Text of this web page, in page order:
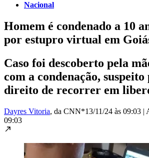
Nacional
Homem é condenado a 10
por estupro virtual em
Caso foi descoberto pela
com a condenação, suspeito
direito de recorrer em
Dayres Vitoria, da CNN*13/11/24 às 09:03 |
09:03